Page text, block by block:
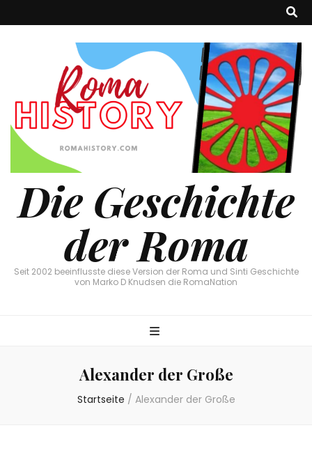
Die Geschichte
der Roma
Seit 2002 beeinflusste diese Version der Roma und Sinti Geschichte
von Marko D Knudsen die RomaNation
Alexander der Große
Startseite / Alexander der Große